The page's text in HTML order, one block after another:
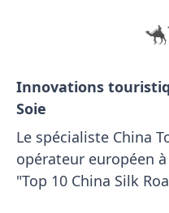
Innovations
Soie
Le spécialiste China
opérateur européen
"Top 10 China Silk